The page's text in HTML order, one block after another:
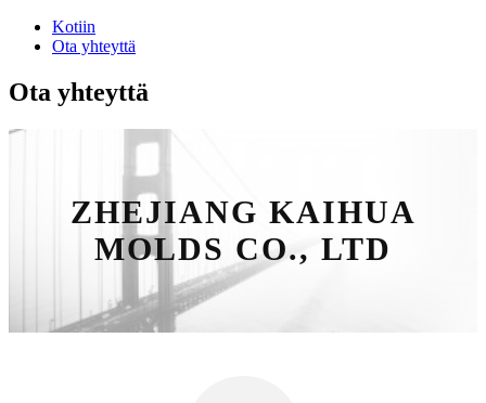
Kotiin
Ota yhteyttä
Ota yhteyttä
ZHEJIANG KAIHUA
MOLDS CO., LTD